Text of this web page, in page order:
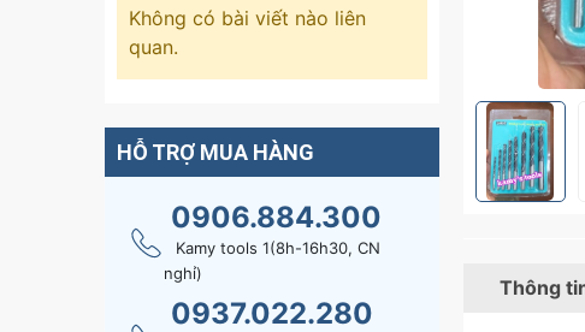
Thông
Không có bài viết nào liên
quan.
HỖ TRỢ MUA HÀNG
0906.884.300
Kamy tools 1(8h-16h30, CN
nghỉ)
0937.022.280